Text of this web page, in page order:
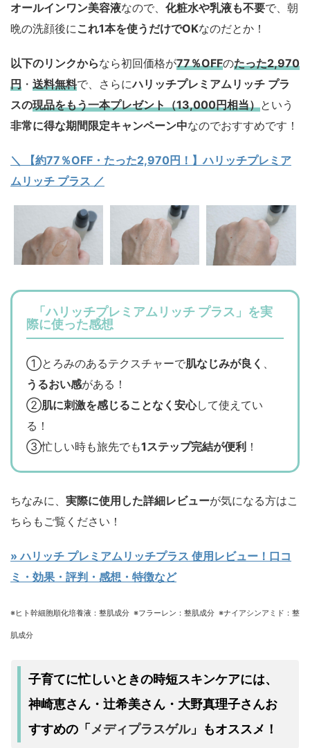
オールインワン美容液なので、 化粧水や乳液も不要で、朝
晩の洗顔後にこれ1本を使うだけでOKなのだとか！
以下のリンクからなら初回価格が77％OFFのたった2,970
円 ・ 送料無料で、さらにハリッチプレミアムリッチ プラ
スの現品をもう一本プレゼント（13,000円相当）という
非常に得な期間限定キャンペーン中なのでおすすめです！
＼ 【約77％OFF・たった2,970円！】ハリッチプレミア
ムリッチ プラス ／
「ハリッチプレミアムリッチ プラス」を実
際に使った感想
①とろみのあるテクスチャーで肌なじみが良く 、
うるおい感がある！
②肌に刺激を感じることなく安心して使えてい
る！
③忙しい時も旅先でも1ステップ完結が便利 ！
ちなみに、 実際に使用した詳細レビューが気になる方はこ
ちらもご覧ください！
» ハリッチ プレミアムリッチプラス 使用レビュー！口コ
ミ・効果・評判・感想・特徴など
※ヒト幹細胞順化培養液：整肌成分 ※フラーレン：整肌成分 ※ナイアシンアミド：整
肌成分
子育てに忙しいときの時短スキンケアには、
神崎恵さん・辻希美さん・大野真理子さんお
すすめの 「 メディプラスゲル」 もオススメ！